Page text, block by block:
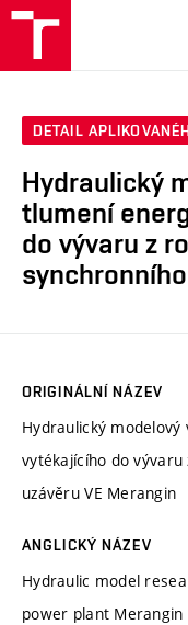
DETAIL
Hydraulický
tlumení
do vývaru z
ORIGINÁLNÍ NÁZEV
Hydraulický
vytékajícího do
uzávěru VE Merangin
ANGLICKÝ NÁZEV
Hydraulic model
power plant Merangin